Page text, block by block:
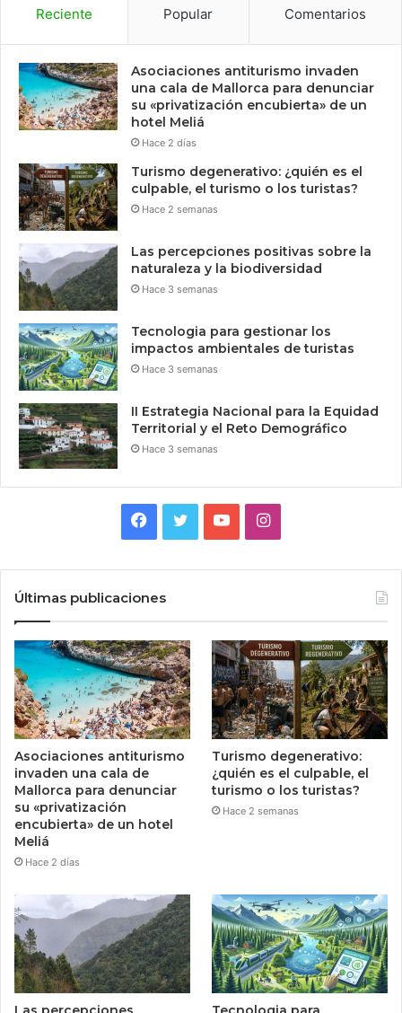
Reciente Popular Comentarios
Asociaciones antiturismo invaden
una cala de Mallorca para denunciar
su «privatización encubierta» de un
hotel Meliá
Hace 2 días
Turismo degenerativo: ¿quién es el
culpable, el turismo o los turistas?
Hace 2 semanas
Las percepciones positivas sobre la
naturaleza y la biodiversidad
Hace 3 semanas
Tecnologia para gestionar los
impactos ambientales de turistas
Hace 3 semanas
II Estrategia Nacional para la Equidad
Territorial y el Reto Demográfico
Hace 3 semanas
Facebook
TwitterYouTubeInstagram
Últimas publicaciones
Asociaciones antiturismo
invaden una cala de
Mallorca para denunciar
su «privatización
encubierta» de un hotel
Meliá
Hace 2 días
Turismo degenerativo:
¿quién es el culpable, el
turismo o los turistas?
Hace 2 semanas